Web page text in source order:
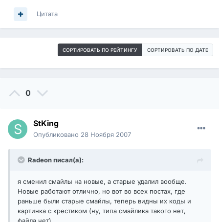
Цитата
СОРТИРОВАТЬ ПО РЕЙТИНГУ СОРТИРОВАТЬ ПО ДАТЕ
0
StKing
Опубликовано 28 Ноября 2007
Radeon писал(а):
я сменил смайлы на новые, а старые удалил вообще.
Новые работают отлично, но вот во всех постах, где
раньше были старые смайлы, теперь видны их коды и
картинка с крестиком (ну, типа смайлика такого нет,